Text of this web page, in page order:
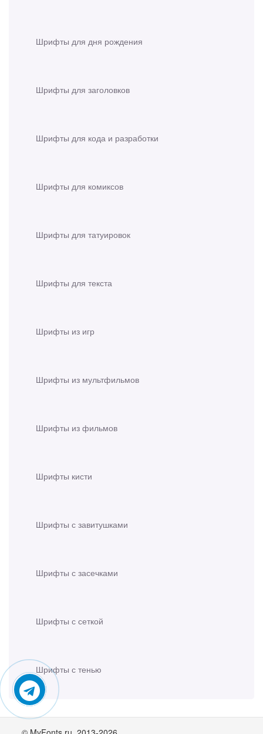
Шрифты для дня рождения
Шрифты для заголовков
Шрифты для кода и разработки
Шрифты для комиксов
Шрифты для татуировок
Шрифты для текста
Шрифты из игр
Шрифты из мультфильмов
Шрифты из фильмов
Шрифты кисти
Шрифты с завитушками
Шрифты с засечками
Шрифты с сеткой
Шрифты с тенью